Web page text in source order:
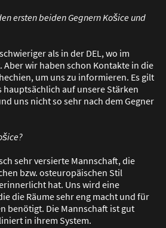
ersten beiden Gegnern Košice und
als in der DEL, wo im
Aber wir haben schon Kontakte in die
um uns zu informieren. Es gilt
hauptsächlich auf unsere Stärken
uns nicht so sehr nach dem Gegner
sehr versierte Mannschaft, die
bzw. osteuropäischen Stil
hat. Uns wird eine
die Räume sehr eng macht und für
benötigt. Die Mannschaft ist gut
in ihrem System.